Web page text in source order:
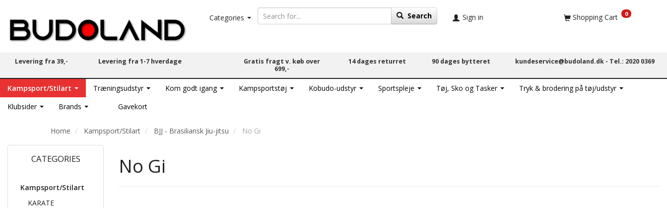
Categories Search Sign in Shopping Cart 0
Levering fra 39,- Levering fra 1-7 hverdage
Gratis fragt v. køb over
699,-
14 dages returret 90 dages bytteret kundeservice@budoland.dk - Tel.: 2020 0369
Kampsport/Stilart Træningsudstyr Kom godt igang Kampsportstøj Kobudo-udstyr Sportspleje Tøj, Sko og Tasker
Tryk & brodering på tøj/udstyr
Klubsider
Brands Gavekort
Home Kampsport/Stilart BJJ - Brasiliansk Jiu-jitsu No Gi
CATEGORIES
Kampsport/Stilart
KARATE
No Gi